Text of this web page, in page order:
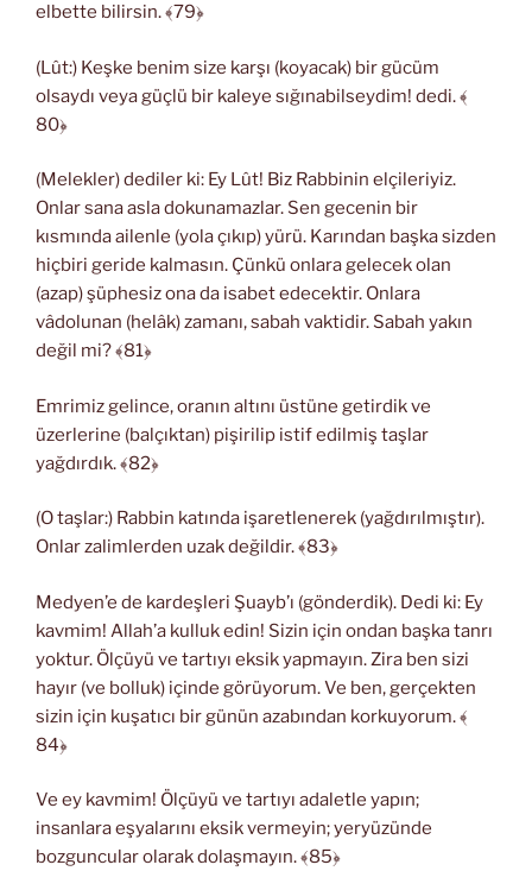
elbette bilirsin. ﴾79﴿
(Lût:) Keşke benim size karşı (koyacak) bir gücüm
olsaydı veya güçlü bir kaleye sığınabilseydim! dedi. ﴾
80﴿
(Melekler) dediler ki: Ey Lût! Biz Rabbinin elçileriyiz.
Onlar sana asla dokunamazlar. Sen gecenin bir
kısmında ailenle (yola çıkıp) yürü. Karından başka sizden
hiçbiri geride kalmasın. Çünkü onlara gelecek olan
(azap) şüphesiz ona da isabet edecektir. Onlara
vâdolunan (helâk) zamanı, sabah vaktidir. Sabah yakın
değil mi? ﴾81﴿
Emrimiz gelince, oranın altını üstüne getirdik ve
üzerlerine (balçıktan) pişirilip istif edilmiş taşlar
yağdırdık. ﴾82﴿
(O taşlar:) Rabbin katında işaretlenerek (yağdırılmıştır).
Onlar zalimlerden uzak değildir. ﴾83﴿
Medyen’e de kardeşleri Şuayb’ı (gönderdik). Dedi ki: Ey
kavmim! Allah’a kulluk edin! Sizin için ondan başka tanrı
yoktur. Ölçüyü ve tartıyı eksik yapmayın. Zira ben sizi
hayır (ve bolluk) içinde görüyorum. Ve ben, gerçekten
sizin için kuşatıcı bir günün azabından korkuyorum. ﴾
84﴿
Ve ey kavmim! Ölçüyü ve tartıyı adaletle yapın;
insanlara eşyalarını eksik vermeyin; yeryüzünde
bozguncular olarak dolaşmayın. ﴾85﴿